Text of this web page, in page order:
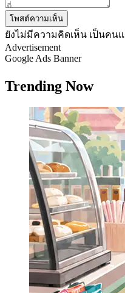
โพสต์ความเห็น
ยังไม่มีความคิดเห็น เป็นคน
Advertisement
Google Ads Banner
Trending Now